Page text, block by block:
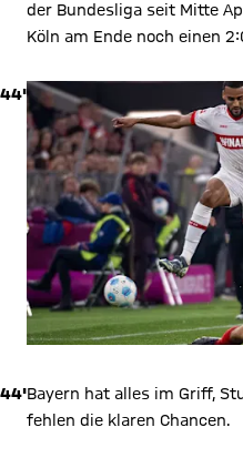
der Bundesliga seit Mitte
Köln am Ende noch einen
44'
44'Bayern hat alles im Griff,
fehlen die klaren Chancen.